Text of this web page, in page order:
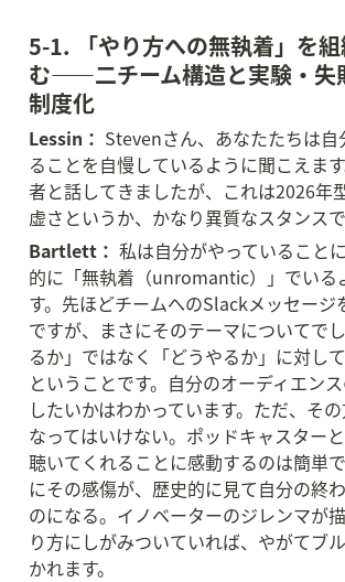
5-1. 「やり方への無執着」を
む——二チーム構造と実験・失
制度化
Lessin： Stevenさん、あなたたちは自
ることを自慢しているように聞こえま
者と話してきましたが、これは2026年
虚さというか、かなり異質なスタンスで
Bartlett： 私は自分がやっていること
的に「無執着（unromantic）」でいる
す。先ほどチームへのSlackメッセージ
ですが、まさにそのテーマについてで
るか」ではなく「どうやるか」に対し
ということです。自分のオーディエン
したいかはわかっています。ただ、そ
なってはいけない。ポッドキャスター
聴いてくれることに感動するのは簡単
にその感傷が、歴史的に見て自分の終
のになる。イノベーターのジレンマが
り方にしがみついていれば、やがてブ
かれます。